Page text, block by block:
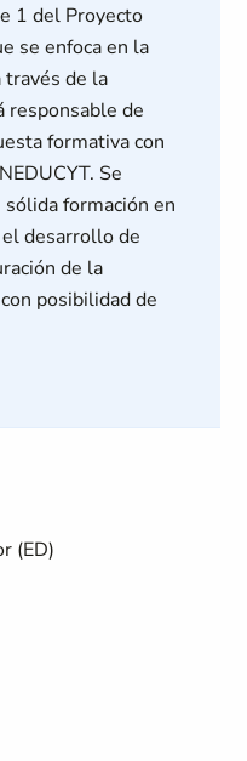
1 del Proyecto
se enfoca en la
través de la
responsable de
formativa con
Se
formación en
desarrollo de
de la
posibilidad de
(ED)